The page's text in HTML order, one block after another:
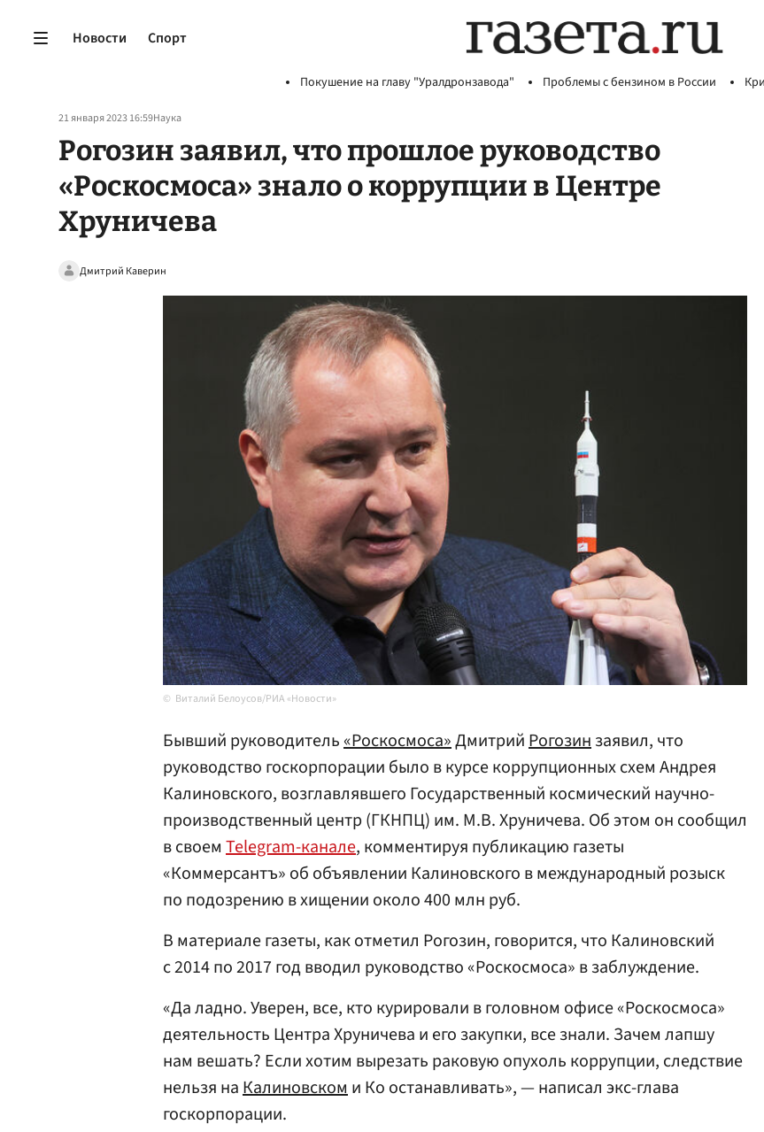
Новости Спорт
Покушение на главу "Уралдронзавода" Проблемы с бензином в России
21 января 2023 16:59Наука
Рогозин заявил, что прошлое руководство
«Роскосмоса» знало о коррупции в Центре
Хруничева
Дмитрий Каверин
Виталий Белоусов/РИА «Новости»
Бывший руководитель«Роскосмоса»ДмитрийРогозинзаявил, что
руководство госкорпорации было в курсе коррупционных схем Андрея
Калиновского, возглавлявшего Государственный космический научно-
производственный центр (ГКНПЦ) им. М.В. Хруничева. Об этом он сообщил
в своем Telegram-канале, комментируя публикацию газеты
«Коммерсантъ» об объявлении Калиновского в международный розыск
по подозрению в хищении около 400 млн руб.
В материале газеты, как отметил Рогозин, говорится, что Калиновский
с 2014 по 2017 год вводил руководство «Роскосмоса» в заблуждение.
«Да ладно. Уверен, все, кто курировали в головном офисе «Роскосмоса»
деятельность Центра Хруничева и его закупки, все знали. Зачем лапшу
нам вешать? Если хотим вырезать раковую опухоль коррупции, следствие
нельзя наКалиновскоми Ко останавливать», — написал экс-глава
госкорпорации.